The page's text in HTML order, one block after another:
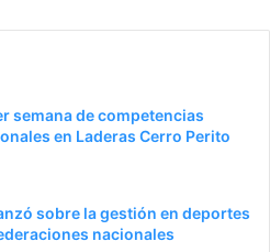
semana de competencias
en Laderas Cerro Perito
sobre la gestión en deportes
nacionales